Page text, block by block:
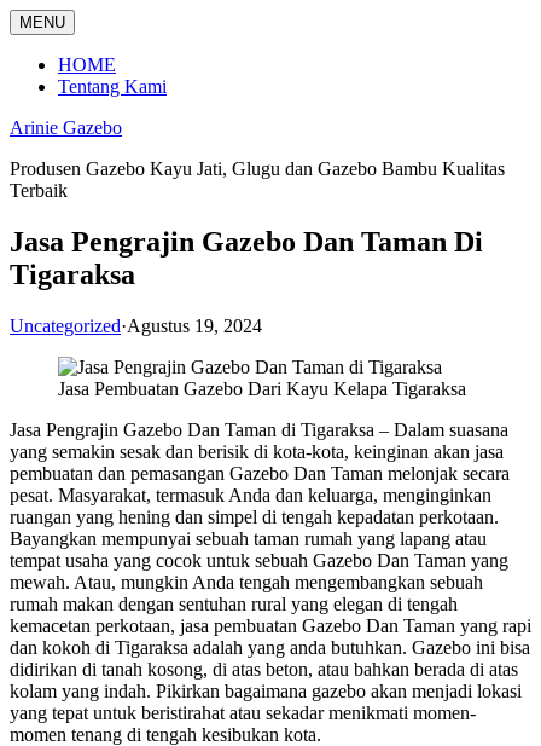
Langsung
ke
konten
MENU
HOME
Tentang Kami
Arinie Gazebo
Produsen Gazebo Kayu Jati, Glugu dan Gazebo Bambu Kualitas
Terbaik
Jasa Pengrajin Gazebo Dan Taman Di
Tigaraksa
Uncategorized·Agustus 19, 2024
Jasa Pembuatan Gazebo Dari Kayu Kelapa Tigaraksa
Jasa Pengrajin Gazebo Dan Taman di Tigaraksa – Dalam suasana
yang semakin sesak dan berisik di kota-kota, keinginan akan jasa
pembuatan dan pemasangan Gazebo Dan Taman melonjak secara
pesat. Masyarakat, termasuk Anda dan keluarga, menginginkan
ruangan yang hening dan simpel di tengah kepadatan perkotaan.
Bayangkan mempunyai sebuah taman rumah yang lapang atau
tempat usaha yang cocok untuk sebuah Gazebo Dan Taman yang
mewah. Atau, mungkin Anda tengah mengembangkan sebuah
rumah makan dengan sentuhan rural yang elegan di tengah
kemacetan perkotaan, jasa pembuatan Gazebo Dan Taman yang rapi
dan kokoh di Tigaraksa adalah yang anda butuhkan. Gazebo ini bisa
didirikan di tanah kosong, di atas beton, atau bahkan berada di atas
kolam yang indah. Pikirkan bagaimana gazebo akan menjadi lokasi
yang tepat untuk beristirahat atau sekadar menikmati momen-
momen tenang di tengah kesibukan kota.